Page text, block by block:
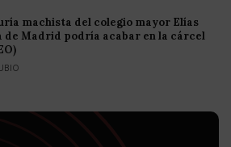
machista del colegio mayor Elías
de Madrid podría acabar en la cárcel